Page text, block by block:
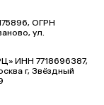
ОГРН
ул.
ИНН 7718696387,
г, Звёздный